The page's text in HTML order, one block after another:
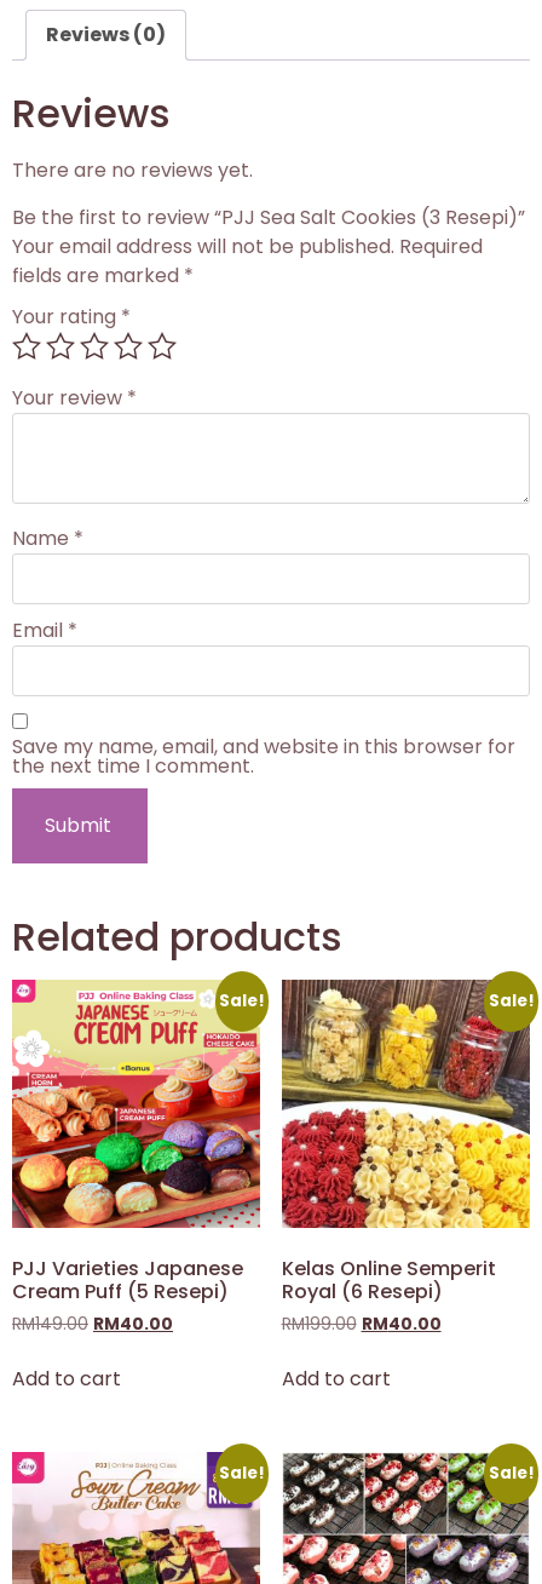
Reviews (0)
Reviews
There are no reviews yet.
Be the first to review “PJJ Sea Salt Cookies (3 Resepi)”
Your email address will not be published. Required
fields are marked *
Your rating *
Your review *
Name *
Email *
Save my name, email, and website in this browser for
the next time I comment.
Related products
Sale!
PJJ Varieties Japanese
Cream Puff (5 Resepi)
RM149.00 RM40.00
Add to cart
Sale!
Kelas Online Semperit
Royal (6 Resepi)
RM199.00 RM40.00
Add to cart
Sale! Sale!